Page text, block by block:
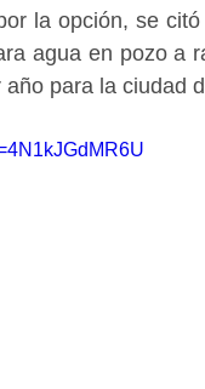
la opción, se
agua en pozo a
para la ciudad